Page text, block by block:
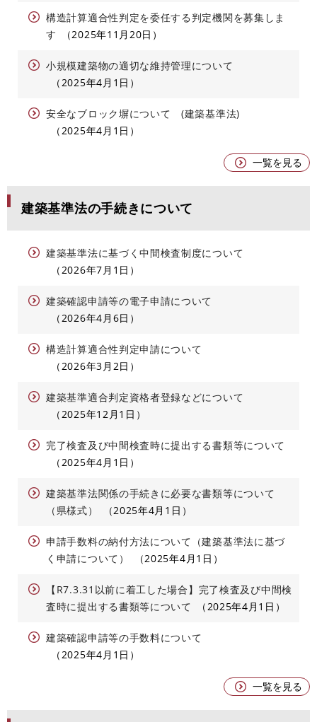
構造計算適合性判定を委任する判定機関を募集しま
す
2025年11月20日
小規模建築物の適切な維持管理について
2025年4月1日
安全なブロック塀について (建築基準法)
2025年4月1日
一覧を見る
建築基準法の手続きについて
建築基準法に基づく中間検査制度について
2026年7月1日
建築確認申請等の電子申請について
2026年4月6日
構造計算適合性判定申請について
2026年3月2日
建築基準適合判定資格者登録などについて
2025年12月1日
完了検査及び中間検査時に提出する書類等について
2025年4月1日
建築基準法関係の手続きに必要な書類等について
（県様式）
2025年4月1日
申請手数料の納付方法について（建築基準法に基づ
く申請について）
2025年4月1日
【R7.3.31以前に着工した場合】完了検査及び中間検
査時に提出する書類等について
2025年4月1日
建築確認申請等の手数料について
2025年4月1日
一覧を見る